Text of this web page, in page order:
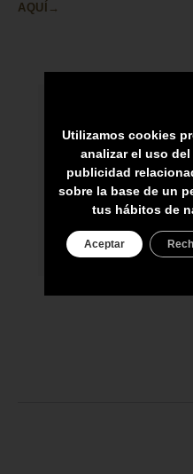
AQUÍ→
ARTESANOS
ENVÍO A TODA
PRECIO DEL
IGIC
Utilizamos cookies
analizar el uso
publicidad
sobre la base de un
tus hábitos de
Aceptar